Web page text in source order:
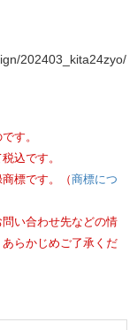
202403_kita24zyo/
す。
込です。
標です。（ 商標につ
い合わせ先などの情
らかじめご了承くだ